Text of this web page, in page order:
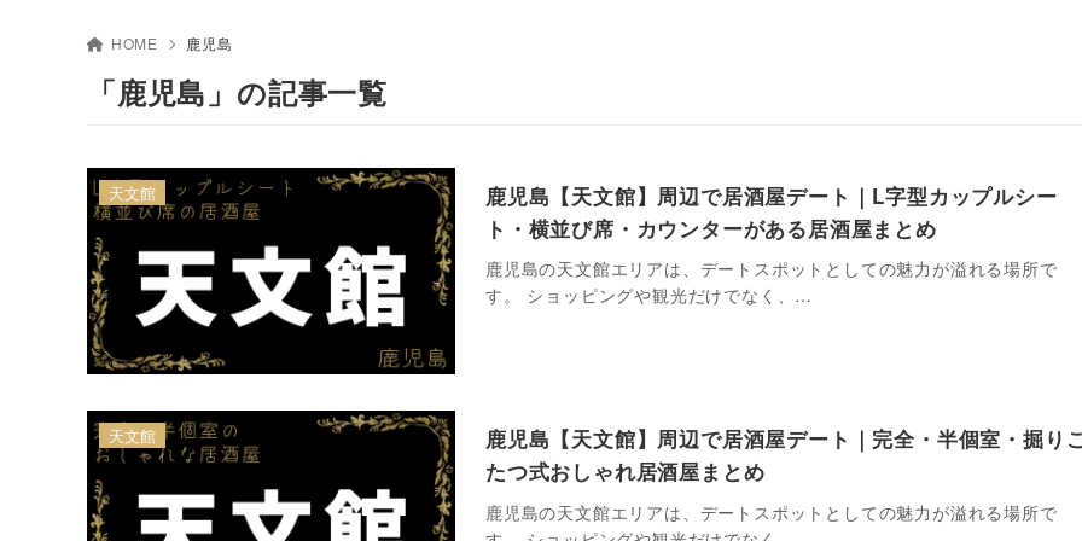
HOME 鹿児島
「鹿児島」の記事一覧
鹿児島【天文館】周辺で居酒屋デート｜L字型カップルシー
ト・横並び席・カウンターがある居酒屋まとめ
鹿児島の天文館エリアは、デートスポットとしての魅力が溢れる場所で
す。 ショッピングや観光だけでなく、…
天文館
鹿児島【天文館】周辺で居酒屋デート｜完全・半個室・掘り
たつ式おしゃれ居酒屋まとめ
鹿児島の天文館エリアは、デートスポットとしての魅力が溢れる場所で
天文館